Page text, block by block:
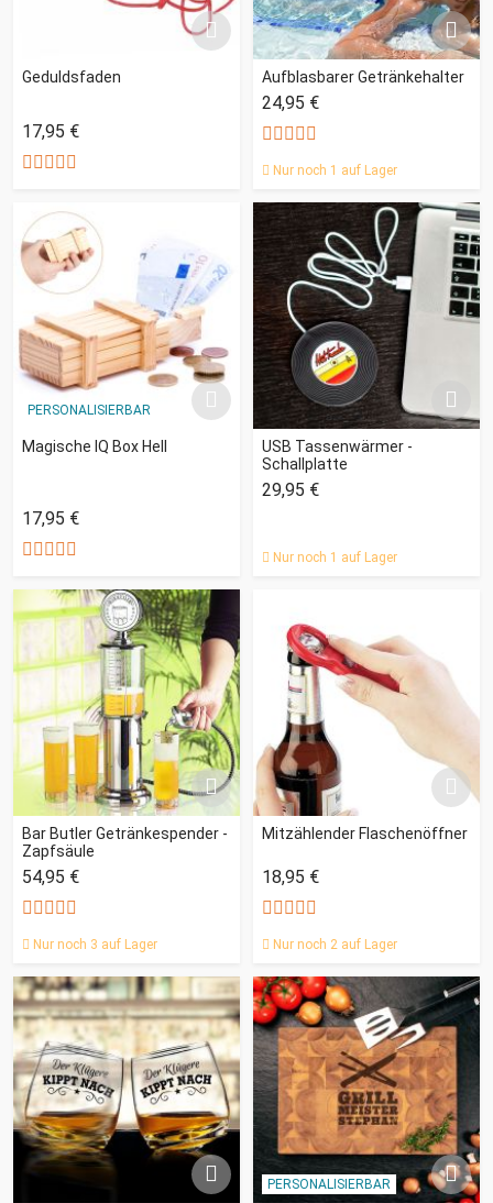
Geduldsfaden
17,95 €
Aufblasbarer Getränkehalter
24,95 €
Nur noch 1 auf Lager
PERSONALISIERBAR
Magische IQ Box Hell
17,95 €
USB Tassenwärmer -
Schallplatte
29,95 €
Nur noch 1 auf Lager
Bar Butler Getränkespender -
Zapfsäule
54,95 €
Nur noch 3 auf Lager
Mitzählender Flaschenöffner
18,95 €
Nur noch 2 auf Lager
PERSONALISIERBAR